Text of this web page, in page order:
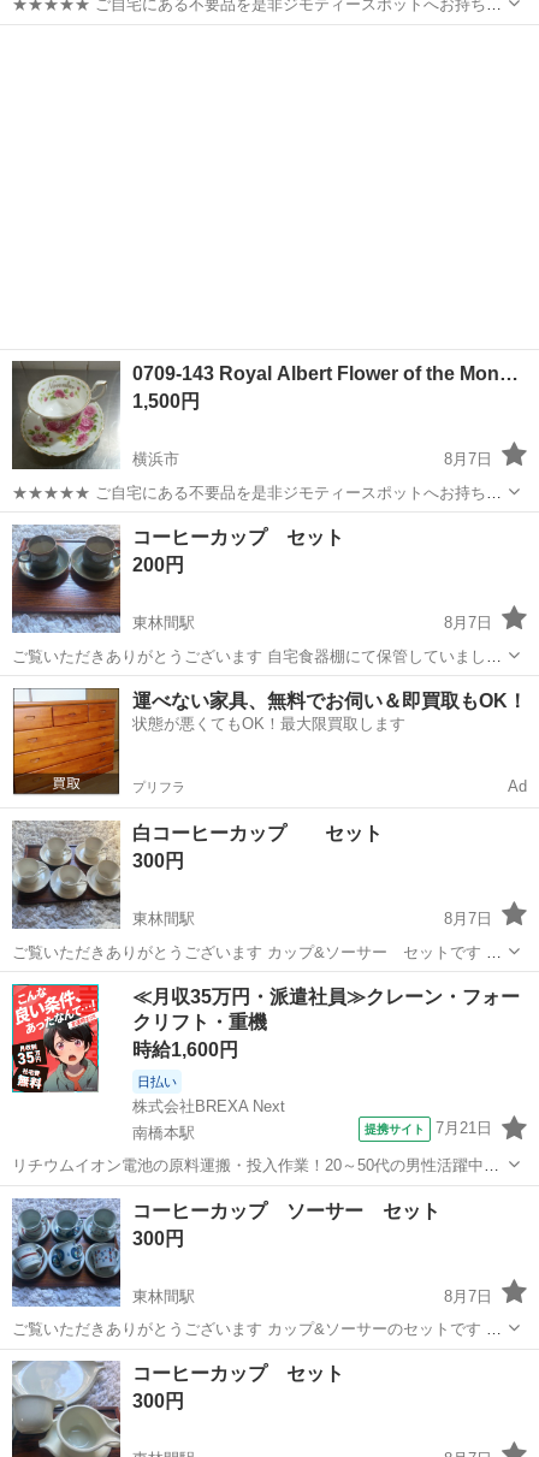
★★★★★ ご自宅にある不要品を是非ジモティースポットへお持ち込
みしませんか？ 家電、趣味・スポーツ・レジャー用品、こども用品、
0709-143 Royal Albert Flower of the Mon…
1,500円
横浜市
8月7日
★★★★★ ご自宅にある不要品を是非ジモティースポットへお持ち込
みしませんか？ 家電、趣味・スポーツ・レジャー用品、こども用品、
衣料服飾品、生活雑貨、家具、本、CD・DVDなどが無料でまとめて持
ち込めます！ ※詳細はこ...
神奈川 横浜市 ティーカップ
コーヒーカップ セット
200円
東林間駅
8月7日
ご覧いただきありがとうございます 自宅食器棚にて保管していました
箱はありません
神奈川 相模原市 東林間駅 食器 コーヒーカップ
運べない家具、無料でお伺い＆即買取もOK！
状態が悪くてもOK！最大限買取します
プリフラ Ad
白コーヒーカップ セット
300円
東林間駅
8月7日
ご覧いただきありがとうございます カップ&ソーサー セットです 自
宅食器棚にて長期保管、箱はありません
神奈川 相模原市 東林間駅 食器 コーヒーカップ
≪月収35万円・派遣社員≫クレーン・フォー
クリフト・重機
時給1,600円
日払い
株式会社BREXA Next
南橋本駅
提携サイト 7月21日
リチウムイオン電池の原料運搬・投入作業！20～50代の男性活躍中★
ワンルーム寮完備！赴任旅費会社負担！年間休日130日★フォークリフ
ト免許お持ちの方、活躍中！就業先食堂利用可★《神奈川県相模原
市》 人気の工場のお仕事 ◇電...
神奈川 相模原市 その他
コーヒーカップ ソーサー セット
300円
東林間駅
8月7日
ご覧いただきありがとうございます カップ&ソーサーのセットです 自
宅棚にて長期保管、箱はありません
神奈川 相模原市
コーヒーカップ セット
300円